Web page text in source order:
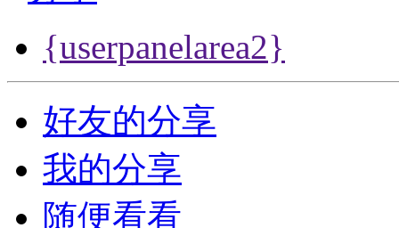
{userpanelarea2}
好友的分享
我的分享
随便看看